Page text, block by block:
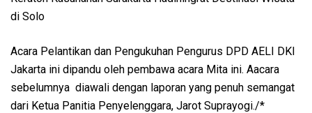
di Solo
Acara Pelantikan dan Pengukuhan Pengurus DPD AELI DKI
Jakarta ini dipandu oleh pembawa acara Mita ini. Aacara
sebelumnya diawali dengan laporan yang penuh semangat
dari Ketua Panitia Penyelenggara, Jarot Suprayogi./*